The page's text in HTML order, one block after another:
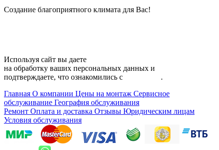
Создание благоприятного климата для Вас!
Используя сайт вы даете
на обработку ваших персональных данных и
подтверждаете, что ознакомились с
.
Главная О компании Цены на монтаж Сервисное
обслуживание География обслуживания
Ремонт Оплата и доставка Отзывы Юридическим лицам
Условия обслуживания